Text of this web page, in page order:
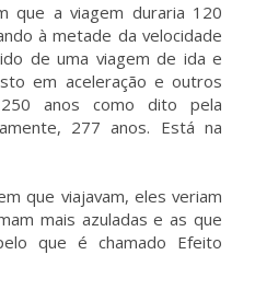
que a viagem duraria 120
à metade da velocidade
de uma viagem de ida e
em aceleração e outros
anos como dito pela
277 anos. Está na
que viajavam, eles veriam
mais azuladas e as que
que é chamado Efeito